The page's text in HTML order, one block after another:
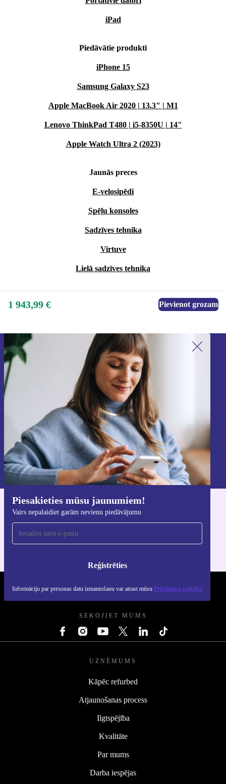
iPad
Piedāvātie produkti
iPhone 15
Samsung Galaxy S23
Apple MacBook Air 2020 | 13.3" | M1
Lenovo ThinkPad T480 | i5-8350U | 14"
Apple Watch Ultra 2 (2023)
Jaunās preces
E-velosipēdi
Spēļu konsoles
Sadzīves tehnika
Virtuve
Lielā sadzīves tehnika
1 943,99 € Pievienot grozam
Piesakieties mūsu jaunumiem!
Vairs nepalaidiet garām nevienu piedāvājumu
Reģistrēties
Informāciju par personas datu izmantošanu var atrast mūsu Privātuma politikā
Piesakieties mūsu jaunumu
saņemšanai!
Nekad vairs nepalaidiet garām nevienu
piedāvājumu.
Reģistrēties
Informāciju par personas datu izmantošanu varat atrast mūsu
Privātuma politikā.
Lejupielādējiet refurbed lietotni
iOS un Android ierīcēm
REFURBED - RETHINK NEW.
SEKOJIET MUMS
UZŅĒMUMS
Kāpēc refurbed
Atjaunošanas process
Ilgtspējība
Kvalitāte
Par mums
Darba iespējas